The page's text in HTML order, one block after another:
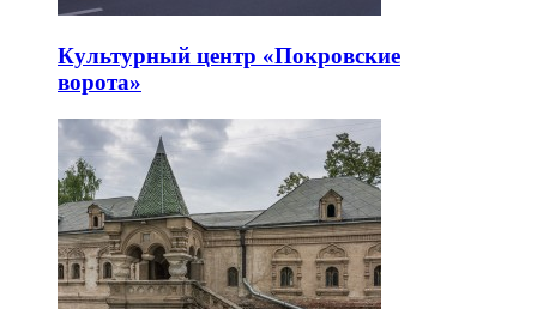
Культурный центр «Покровские
ворота»